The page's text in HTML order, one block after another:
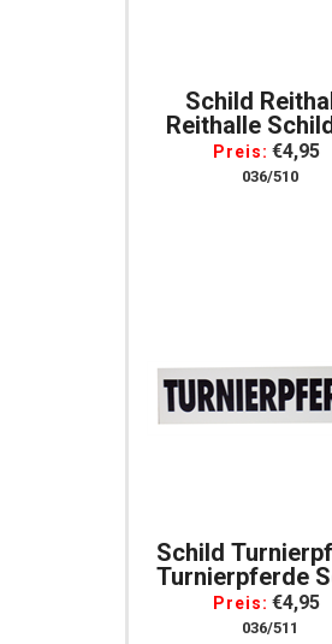
Schild
Reithalle
Preis: €4,95
036/510
Schild
Turnierpferde
***
Preis: €4,95
036/511